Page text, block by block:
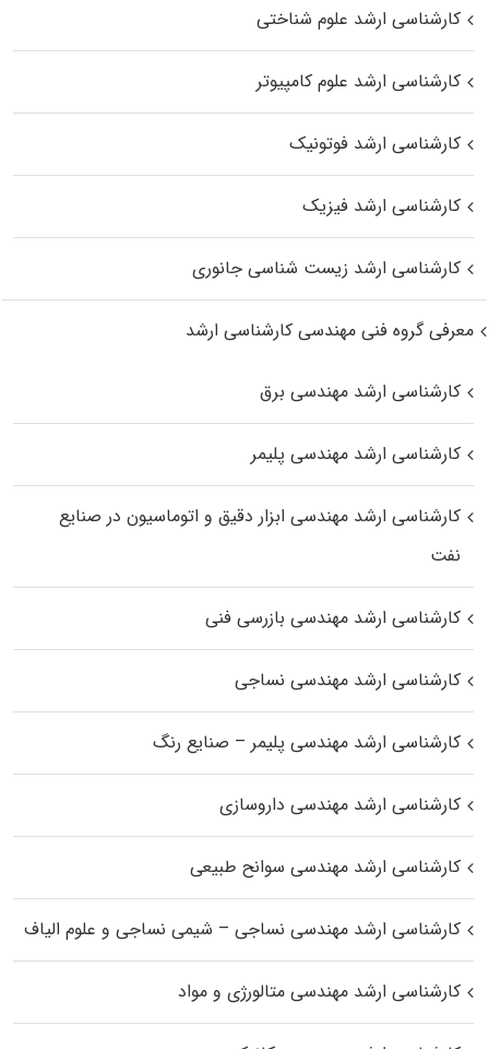
کارشناسی ارشد علوم شناختی
کارشناسی ارشد علوم کامپیوتر
کارشناسی ارشد فوتونیک
کارشناسی ارشد فیزیک
کارشناسی ارشد زیست‌ شناسی جانوری
معرفی گروه فنی مهندسی کارشناسی ارشد
کارشناسی ارشد مهندسی برق
کارشناسی ارشد مهندسی پلیمر
کارشناسی ارشد مهندسی ابزار دقیق و اتوماسیون در صنایع
نفت
کارشناسی ارشد مهندسی بازرسی فنی
کارشناسی ارشد مهندسی نساجی
کارشناسی ارشد مهندسی پلیمر – صنایع رنگ
کارشناسی ارشد مهندسی داروسازی
کارشناسی ارشد مهندسی سوانح طبیعی
کارشناسی ارشد مهندسی نساجی – شیمی نساجی و علوم الیاف
کارشناسی ارشد مهندسی متالورژی و مواد